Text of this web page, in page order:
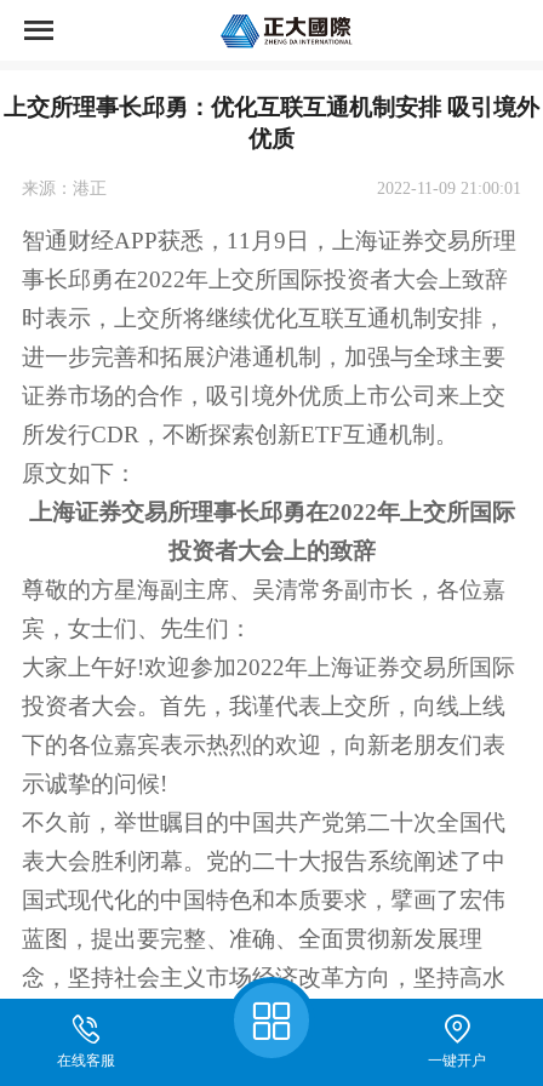
正大国际期货荣誉
正大国际期货开户
资讯中心
市场交易
关于公司
上交所理事长邱勇：优化互联互通机制安排 吸引境外
优质
来源：港正 2022-11-09 21:00:01
智通财经APP获悉，11月9日，上海证券交易所理
事长邱勇在2022年上交所国际投资者大会上致辞
时表示，上交所将继续优化互联互通机制安排，
进一步完善和拓展沪港通机制，加强与全球主要
证券市场的合作，吸引境外优质上市公司来上交
所发行CDR，不断探索创新ETF互通机制。
原文如下：
上海证券交易所理事长邱勇在2022年上交所国际
投资者大会上的致辞
尊敬的方星海副主席、吴清常务副市长，各位嘉
宾，女士们、先生们：
大家上午好!欢迎参加2022年上海证券交易所国际
投资者大会。首先，我谨代表上交所，向线上线
下的各位嘉宾表示热烈的欢迎，向新老朋友们表
示诚挚的问候!
不久前，举世瞩目的中国共产党第二十次全国代
表大会胜利闭幕。党的二十大报告系统阐述了中
国式现代化的中国特色和本质要求，擘画了宏伟
蓝图，提出要完整、准确、全面贯彻新发展理
念，坚持社会主义市场经济改革方向，坚持高水
平对外开放，加快构建以国内大循环为主体、国
内国际双循环相互促进的新发展格局。本次大会
在线客服 一键开户